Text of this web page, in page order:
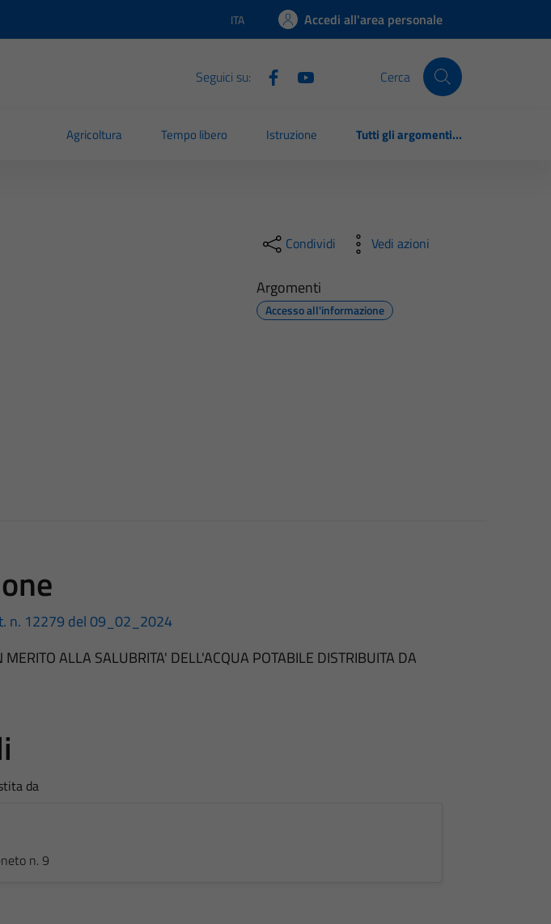
Lingua attiva:
ITA Accedi all'area personale
Seguici su: Cerca
Agricoltura Tempo libero Istruzione Tutti gli argomenti...
Condividi Vedi azioni
Argomenti
Accesso all'informazione
n. 12279 del 09_02_2024
MERITO ALLA SALUBRITA' DELL'ACQUA POTABILE DISTRIBUITA DA
da
n. 9